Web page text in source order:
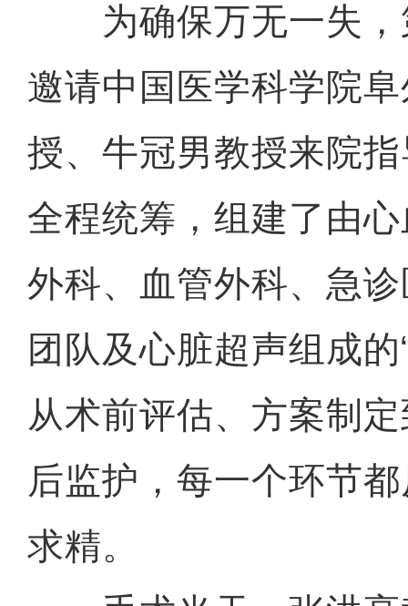
为确保万无一失，
邀请中国医学科学院
授、牛冠男教授来院
全程统筹，组建了由
外科、血管外科、急
团队及心脏超声组成的
从术前评估、方案制
后监护，每一个环节
求精。